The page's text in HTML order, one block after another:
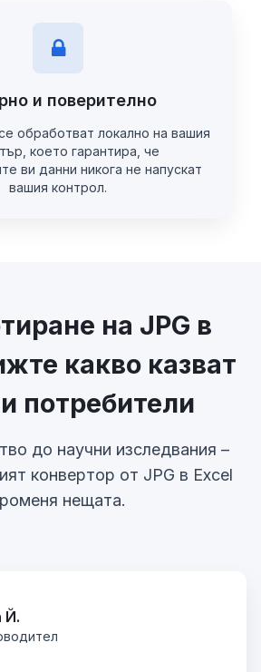
и поверително
обработват локално на вашия
което гарантира, че
ви данни никога не напускат
вашия контрол.
на JPG в
какво казват
потребители
до научни изследвания –
конвертор от JPG в Excel
нещата.
Й.